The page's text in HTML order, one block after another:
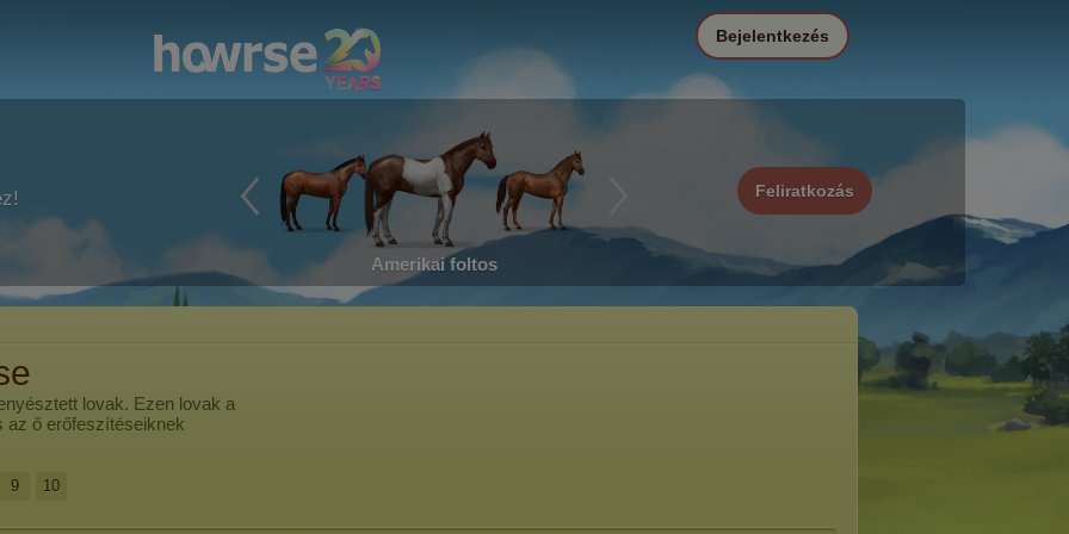
Amerikai foltos
Feliratkozás
Bejelentkezés
lovak. Ezen lovak a
az ő erőfeszítéseiknek
9 10